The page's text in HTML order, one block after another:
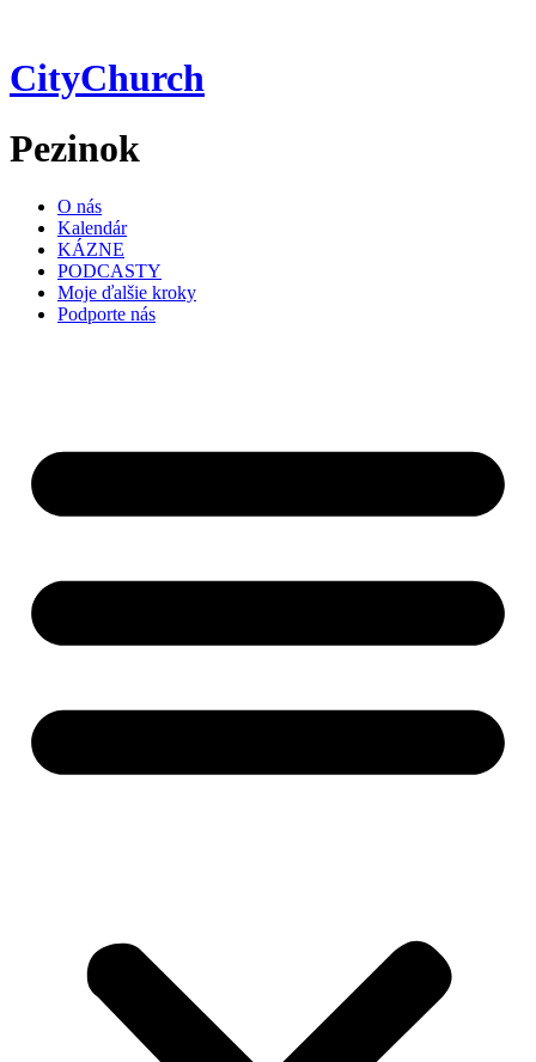
obsah
CityChurch
Pezinok
O nás
Kalendár
KÁZNE
PODCASTY
Moje ďalšie kroky
Podporte nás